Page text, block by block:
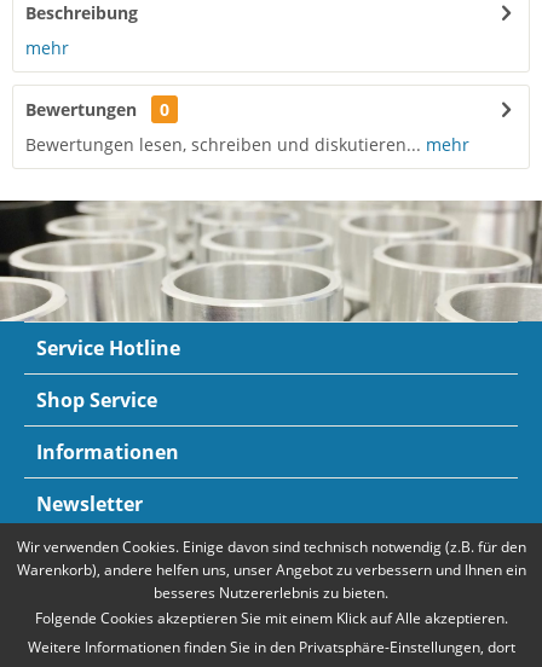
Beschreibung
mehr
Bewertungen
0
Bewertungen lesen, schreiben und diskutieren... mehr
Service Hotline
Shop Service
Informationen
Newsletter
Zahlungsarten Mehr Informationen
Wir verwenden Cookies. Einige davon sind technisch notwendig (z.B. für den
Warenkorb), andere helfen uns, unser Angebot zu verbessern und Ihnen ein
besseres Nutzererlebnis zu bieten.
Folgende Cookies akzeptieren Sie mit einem Klick auf Alle akzeptieren.
Weitere Informationen finden Sie in den Privatsphäre-Einstellungen, dort